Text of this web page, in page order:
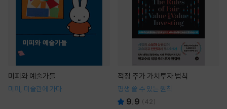
미피와 예술가들
미피, 미술관에 가다
적정 주가 가치투자 법칙
평생 쓸 수 있는 원칙
9.9 (42)